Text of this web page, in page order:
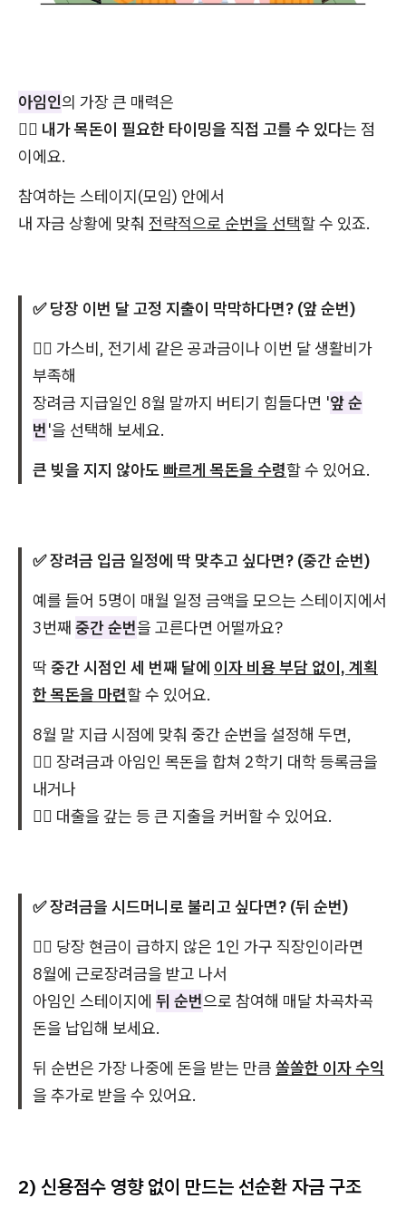
아임인의 가장 큰 매력은
👉🏻 내가 목돈이 필요한 타이밍을 직접 고를 수 있다는 점
이에요.
참여하는 스테이지(모임) 안에서
내 자금 상황에 맞춰 전략적으로 순번을 선택할 수 있죠.
✅ 당장 이번 달 고정 지출이 막막하다면? (앞 순번)
👉🏻 가스비, 전기세 같은 공과금이나 이번 달 생활비가
부족해
장려금 지급일인 8월 말까지 버티기 힘들다면 '앞 순
번'을 선택해 보세요.
큰 빚을 지지 않아도 빠르게 목돈을 수령할 수 있어요.
✅ 장려금 입금 일정에 딱 맞추고 싶다면? (중간 순번)
예를 들어 5명이 매월 일정 금액을 모으는 스테이지에서
3번째 중간 순번을 고른다면 어떨까요?
딱 중간 시점인 세 번째 달에 이자 비용 부담 없이, 계획
한 목돈을 마련할 수 있어요.
8월 말 지급 시점에 맞춰 중간 순번을 설정해 두면,
👉🏻 장려금과 아임인 목돈을 합쳐 2학기 대학 등록금을
내거나
👉🏻 대출을 갚는 등 큰 지출을 커버할 수 있어요.
✅ 장려금을 시드머니로 불리고 싶다면? (뒤 순번)
👉🏻 당장 현금이 급하지 않은 1인 가구 직장인이라면
8월에 근로장려금을 받고 나서
아임인 스테이지에 뒤 순번으로 참여해 매달 차곡차곡
돈을 납입해 보세요.
뒤 순번은 가장 나중에 돈을 받는 만큼 쏠쏠한 이자 수익
을 추가로 받을 수 있어요.
2) 신용점수 영향 없이 만드는 선순환 자금 구조